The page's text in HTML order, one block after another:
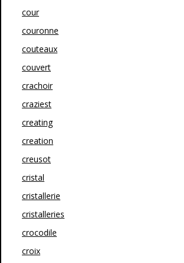
cour
couronne
couteaux
couvert
crachoir
craziest
creating
creation
creusot
cristal
cristallerie
cristalleries
crocodile
croix